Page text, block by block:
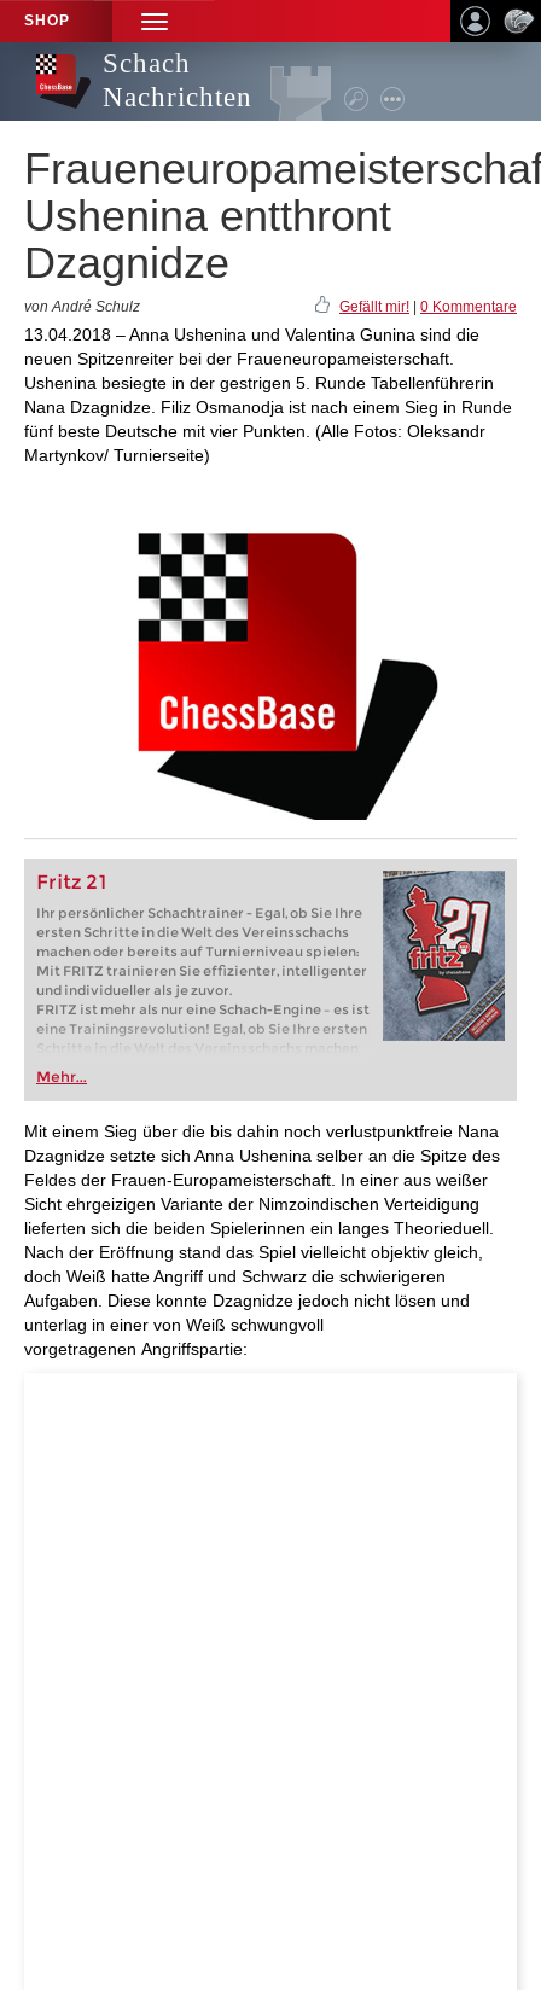
SHOP
TOGGLE
NAVIGATION
Schach
Nachrichten
Ushenina entthront
Dzagnidze
von André Schulz Gefällt mir! 0 Kommentare
13.04.2018 – Anna Ushenina und Valentina Gunina sind die
neuen Spitzenreiter bei der Fraueneuropameisterschaft.
Ushenina besiegte in der gestrigen 5. Runde Tabellenführerin
Nana Dzagnidze. Filiz Osmanodja ist nach einem Sieg in Runde
fünf beste Deutsche mit vier Punkten. (Alle Fotos: Oleksandr
Martynkov/ Turnierseite)
Fritz 21
Ihr persönlicher Schachtrainer - Egal, ob Sie Ihre
ersten Schritte in die Welt des Vereinsschachs
machen oder bereits auf Turnierniveau spielen:
Mit FRITZ trainieren Sie effizienter, intelligenter
und individueller als je zuvor.
FRITZ ist mehr als nur eine Schach-Engine – es ist
eine Trainingsrevolution! Egal, ob Sie Ihre ersten
Schritte in die Welt des Vereinsschachs machen
oder bereits auf Turnierniveau spielen: Mit
FRITZ trainieren Sie effizienter, intelligenter und
individueller als je zuvor.
Mehr...
Mit einem Sieg über die bis dahin noch verlustpunktfreie Nana
Dzagnidze setzte sich Anna Ushenina selber an die Spitze des
Feldes der Frauen-Europameisterschaft. In einer aus weißer
Sicht ehrgeizigen Variante der Nimzoindischen Verteidigung
lieferten sich die beiden Spielerinnen ein langes Theorieduell.
Nach der Eröffnung stand das Spiel vielleicht objektiv gleich,
doch Weiß hatte Angriff und Schwarz die schwierigeren
Aufgaben. Diese konnte Dzagnidze jedoch nicht lösen und
unterlag in einer von Weiß schwungvoll
vorgetragenen Angriffspartie: